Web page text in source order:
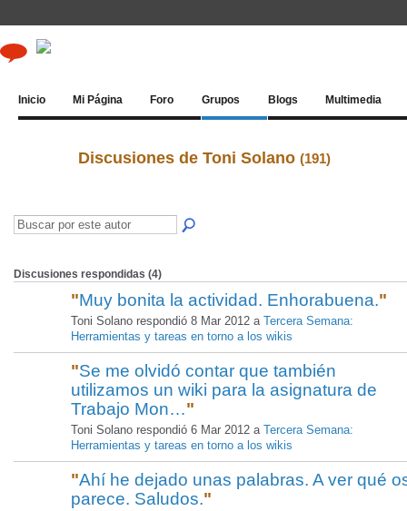
Inicio Mi Página Foro Grupos Blogs Multimedia
Discusiones de Toni Solano (191)
Discusiones respondidas (4)
"Muy bonita la actividad. Enhorabuena."
Toni Solano respondió 8 Mar 2012 a Tercera Semana:
Herramientas y tareas en torno a los wikis
"Se me olvidó contar que también
utilizamos un wiki para la asignatura de
Trabajo Mon…"
Toni Solano respondió 6 Mar 2012 a Tercera Semana:
Herramientas y tareas en torno a los wikis
"Ahí he dejado unas palabras. A ver qué
parece. Saludos."